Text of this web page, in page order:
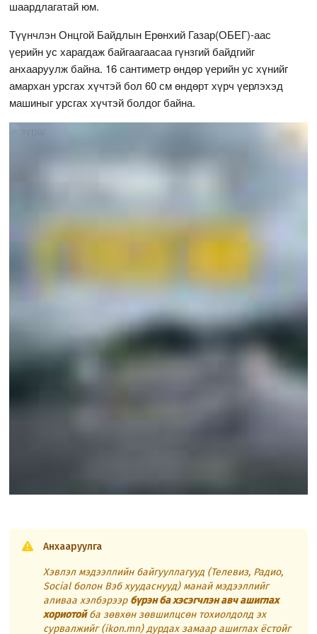
шаардлагатай юм.
Түүнчлэн Онцгой Байдлын Ерөнхий Газар(ОБЕГ)-аас
үерийн ус харагдаж байгаагаасаа гүнзгий байдгийг
анхааруулж байна. 16 сантиметр өндөр үерийн ус хүнийг
амархан урсгах хүчтэй бол 60 см өндөрт хүрч үерлэхэд
машиныг урсгах хүчтэй болдог байна.
Анхааруулга
Хэвлэл мэдээллийн байгууллагууд (Телевиз, Радио,
Social болон Вэб хуудаснууд) манай мэдээллийг
аливаа хэлбэрээр бүрэн ба хэсэгчлэн авч ашиглах
хориотойба зөвхөн зөвшилцсөн тохиолдолд эх
сурвалжийг (ikon.mn) дурдах замаар ашиглах ёстойг